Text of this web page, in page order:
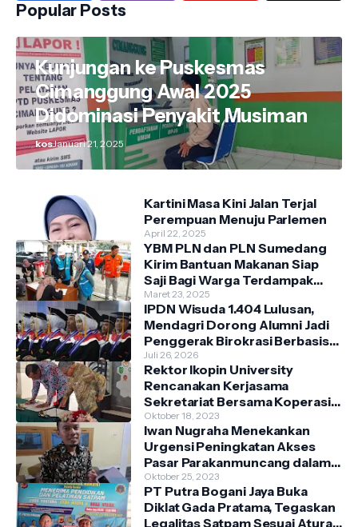
Popular Posts
Kunjungan ke Puskesmas
Cimanggung Awal 2025
Didominasi Penyakit Musiman
kosJanuari 21, 2025
Kartini Masa Kini Jalan Terjal
Perempuan Menuju Parlemen
April 22, 2025
YBM PLN dan PLN Sumedang
Kirim Bantuan Makanan Siap
Saji Bagi Warga Terdampak
Banjir Kecamatan Cimanggung
Maret 23, 2025
IPDN Wisuda 1.404 Lulusan,
Mendagri Dorong Alumni Jadi
Penggerak Birokrasi Berbasis
Pengetahuan
Juli 26, 2026
Rektor Ikopin University
Rencanakan Kerjasama
Sekretariat Bersama Koperasi
Indonesia
Oktober 18, 2023
Iwan Nugraha Menekankan
Urgensi Peningkatan Akses
Pasar Parakanmuncang dalam
Penanganan Stunting
Oktober 25, 2023
PT Putra Bogani Jaya Buka
Diklat Gada Pratama, Tegaskan
Legalitas Satpam Sesuai Aturan